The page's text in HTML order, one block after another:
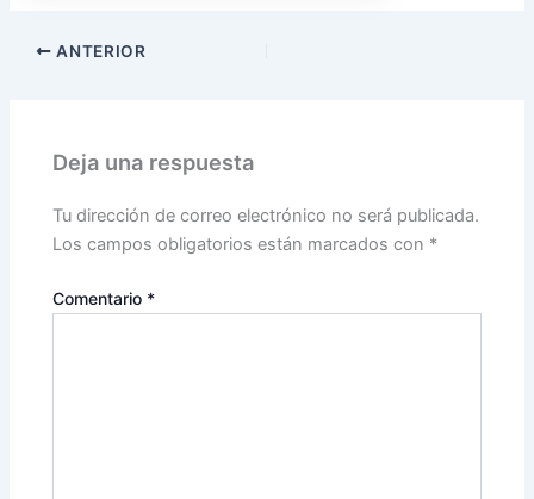
ANTERIOR
Deja una respuesta
Tu dirección de correo electrónico no será publicada.
Los campos obligatorios están marcados con *
Comentario *